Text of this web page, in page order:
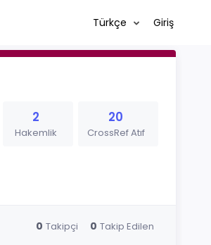
Türkçe Giriş
2
Hakemlik
20
CrossRef Atıf
0 Takipçi 0 Takip Edilen